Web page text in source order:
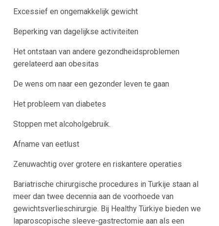
Excessief en ongemakkelijk gewicht
Beperking van dagelijkse activiteiten
Het ontstaan van andere gezondheidsproblemen
gerelateerd aan obesitas
De wens om naar een gezonder leven te gaan
Het probleem van diabetes
Stoppen met alcoholgebruik.
Afname van eetlust
Zenuwachtig over grotere en riskantere operaties
Bariatrische chirurgische procedures in Turkije staan al
meer dan twee decennia aan de voorhoede van
gewichtsverlieschirurgie. Bij Healthy Türkiye bieden we
laparoscopische sleeve-gastrectomie aan als een